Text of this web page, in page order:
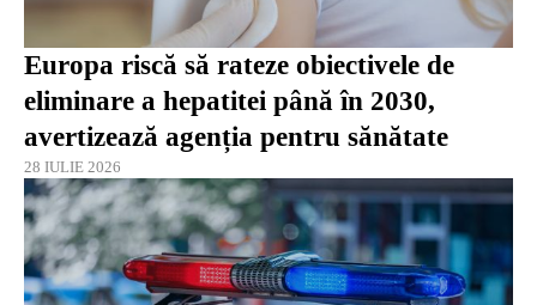
Europa riscă să rateze obiectivele de
eliminare a hepatitei până în 2030,
avertizează agenția pentru sănătate
28 IULIE 2026